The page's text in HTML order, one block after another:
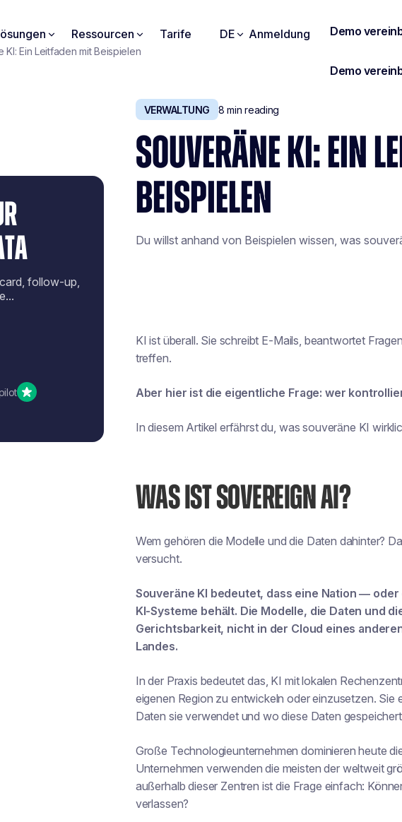
Ressourcen Tarife DE Anmeldung
KI: Ein Leitfaden mit Beispielen
follow-up,
VERWALTUNG 8 min reading
SOUVERÄNE KI: EIN
BEISPIELEN
Du willst anhand von Beispielen wissen, was
KI ist überall. Sie schreibt E-Mails, beantwortet
treffen.
Aber hier ist die eigentliche Frage: wer
In diesem Artikel erfährst du, was souveräne KI
WAS IST SOVEREIGN AI?
Wem gehören die Modelle und die Daten dahinter?
versucht.
Souveräne KI bedeutet, dass eine Nation —
KI-Systeme behält. Die Modelle, die Daten und
Gerichtsbarkeit, nicht in der Cloud eines
Landes.
In der Praxis bedeutet das, KI mit lokalen
eigenen Region zu entwickeln oder einzusetzen. Sie
Daten sie verwendet und wo diese Daten
Große Technologieunternehmen dominieren heute
Unternehmen verwenden die meisten der weltweit
außerhalb dieser Zentren ist die Frage einfach:
verlassen?